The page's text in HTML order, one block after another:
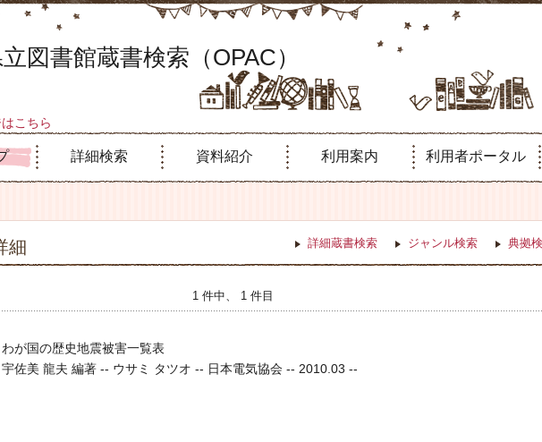
図書館蔵書検索（OPAC）
こちら
詳細検索 資料紹介 利用案内 利用者ポータル
細 詳細蔵書検索 ジャンル検索 典拠
1 件中、 1 件目
わが国の歴史地震被害一覧表
宇佐美 龍夫 編著 -- ウサミ タツオ -- 日本電気協会 -- 2010.03 --